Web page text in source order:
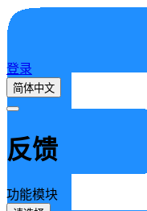
登录
简体中文
反馈
功能模块